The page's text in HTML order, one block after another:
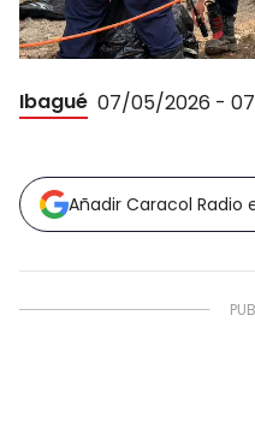
Ibagué 07/05/2026 -
Añadir Caracol Radio